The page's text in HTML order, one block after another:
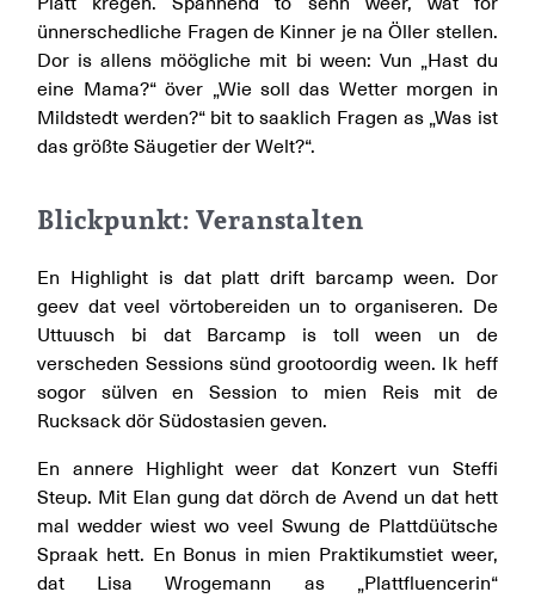
ünnerschedliche Fragen de Kinner je na Öller stellen.
Dor is allens möögliche mit bi ween: Vun „Hast du
eine Mama?“ över „Wie soll das Wetter morgen in
Mildstedt werden?“ bit to saaklich Fragen as „Was ist
das größte Säugetier der Welt?“.
Blickpunkt: Veranstalten
En Highlight is dat platt drift barcamp ween. Dor
geev dat veel vörtobereiden un to organiseren. De
Uttuusch bi dat Barcamp is toll ween un de
verscheden Sessions sünd grootoordig ween. Ik heff
sogor sülven en Session to mien Reis mit de
Rucksack dör Südostasien geven.
En annere Highlight weer dat Konzert vun Steffi
Steup. Mit Elan gung dat dörch de Avend un dat hett
mal wedder wiest wo veel Swung de Plattdüütsche
Spraak hett. En Bonus in mien Praktikumstiet weer,
dat Lisa Wrogemann as „Plattfluencerin“